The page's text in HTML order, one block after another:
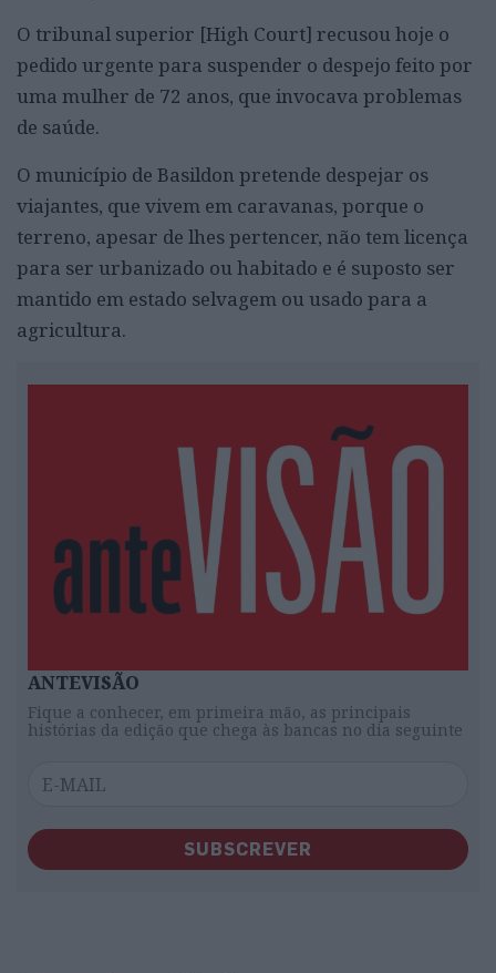
O tribunal superior [High Court] recusou hoje o
pedido urgente para suspender o despejo feito por
uma mulher de 72 anos, que invocava problemas
de saúde.
O município de Basildon pretende despejar os
viajantes, que vivem em caravanas, porque o
terreno, apesar de lhes pertencer, não tem licença
para ser urbanizado ou habitado e é suposto ser
mantido em estado selvagem ou usado para a
agricultura.
ANTEVISÃO
Fique a conhecer, em primeira mão, as principais
histórias da edição que chega às bancas no dia seguinte
SUBSCREVER